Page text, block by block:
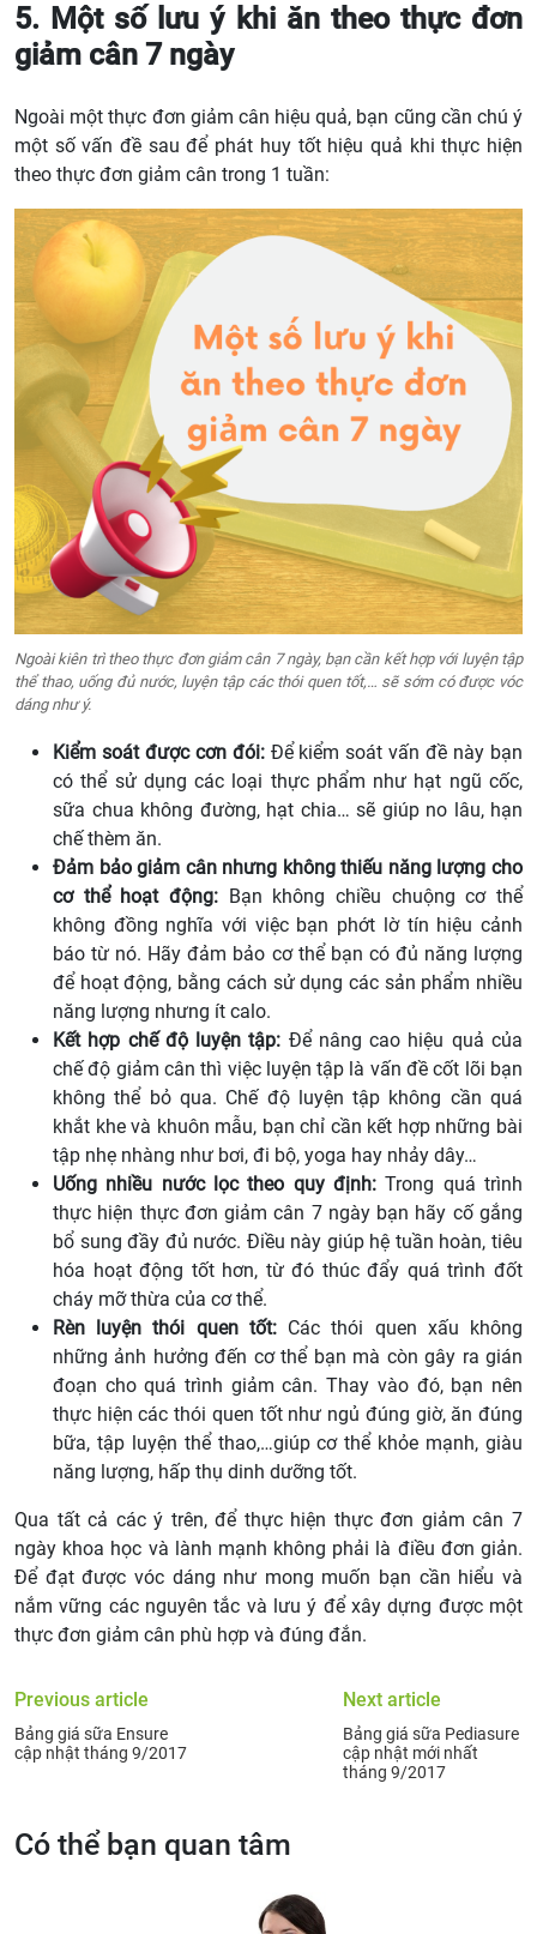
5. Một số lưu ý khi ăn theo thực đơn
giảm cân 7 ngày
Ngoài một thực đơn giảm cân hiệu quả, bạn cũng cần chú ý
một số vấn đề sau để phát huy tốt hiệu quả khi thực hiện
theo thực đơn giảm cân trong 1 tuần:
Ngoài kiên trì theo thực đơn giảm cân 7 ngày, bạn cần kết hợp với luyện tập
thể thao, uống đủ nước, luyện tập các thói quen tốt,… sẽ sớm có được vóc
dáng như ý.
Kiểm soát được cơn đói: Để kiểm soát vấn đề này bạn
có thể sử dụng các loại thực phẩm như hạt ngũ cốc,
sữa chua không đường, hạt chia… sẽ giúp no lâu, hạn
chế thèm ăn.
Đảm bảo giảm cân nhưng không thiếu năng lượng cho
cơ thể hoạt động: Bạn không chiều chuộng cơ thể
không đồng nghĩa với việc bạn phớt lờ tín hiệu cảnh
báo từ nó. Hãy đảm bảo cơ thể bạn có đủ năng lượng
để hoạt động, bằng cách sử dụng các sản phẩm nhiều
năng lượng nhưng ít calo.
Kết hợp chế độ luyện tập: Để nâng cao hiệu quả của
chế độ giảm cân thì việc luyện tập là vấn đề cốt lõi bạn
không thể bỏ qua. Chế độ luyện tập không cần quá
khắt khe và khuôn mẫu, bạn chỉ cần kết hợp những bài
tập nhẹ nhàng như bơi, đi bộ, yoga hay nhảy dây…
Uống nhiều nước lọc theo quy định:Trong quá trình
thực hiện thực đơn giảm cân 7 ngày bạn hãy cố gắng
bổ sung đầy đủ nước. Điều này giúp hệ tuần hoàn, tiêu
hóa hoạt động tốt hơn, từ đó thúc đẩy quá trình đốt
cháy mỡ thừa của cơ thể.
Rèn luyện thói quen tốt:Các thói quen xấu không
những ảnh hưởng đến cơ thể bạn mà còn gây ra gián
đoạn cho quá trình giảm cân. Thay vào đó, bạn nên
thực hiện các thói quen tốt như ngủ đúng giờ, ăn đúng
bữa, tập luyện thể thao,…giúp cơ thể khỏe mạnh, giàu
năng lượng, hấp thụ dinh dưỡng tốt.
Qua tất cả các ý trên, để thực hiện thực đơn giảm cân 7
ngày khoa học và lành mạnh không phải là điều đơn giản.
Để đạt được vóc dáng như mong muốn bạn cần hiểu và
nắm vững các nguyên tắc và lưu ý để xây dựng được một
thực đơn giảm cân phù hợp và đúng đắn.
Previous article
Bảng giá sữa Ensure
cập nhật tháng 9/2017
Next article
Bảng giá sữa Pediasure
cập nhật mới nhất
tháng 9/2017
Có thể bạn quan tâm